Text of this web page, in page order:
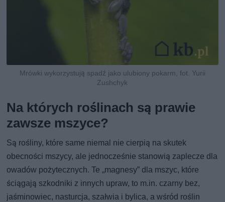
Mrówki wykorzystują spadź jako ulubiony pokarm, fot. Yurii
Zushchyk
Na których roślinach są prawie
zawsze mszyce?
Są rośliny, które same niemal nie cierpią na skutek
obecności mszycy, ale jednocześnie stanowią zaplecze dla
owadów pożytecznych. Te „magnesy” dla mszyc, które
ściągają szkodniki z innych upraw, to m.in. czarny bez,
jaśminowiec, nasturcja, szałwia i bylica, a wśród roślin